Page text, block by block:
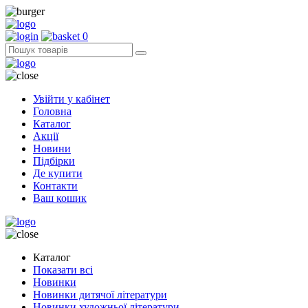
0
Увійти у кабінет
Головна
Каталог
Акції
Новини
Підбірки
Де купити
Контакти
Ваш кошик
Каталог
Показати всі
Новинки
Новинки дитячої літератури